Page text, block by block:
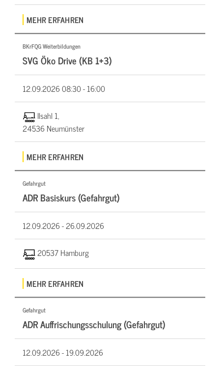
MEHR ERFAHREN
BKrFQG Weiterbildungen
SVG Öko Drive (KB 1+3)
12.09.202608:30 - 16:00
Ilsahl 1,
24536 Neumünster
MEHR ERFAHREN
Gefahrgut
ADR Basiskurs (Gefahrgut)
12.09.2026 -26.09.2026
20537 Hamburg
MEHR ERFAHREN
Gefahrgut
ADR Auffrischungsschulung (Gefahrgut)
12.09.2026 -19.09.2026